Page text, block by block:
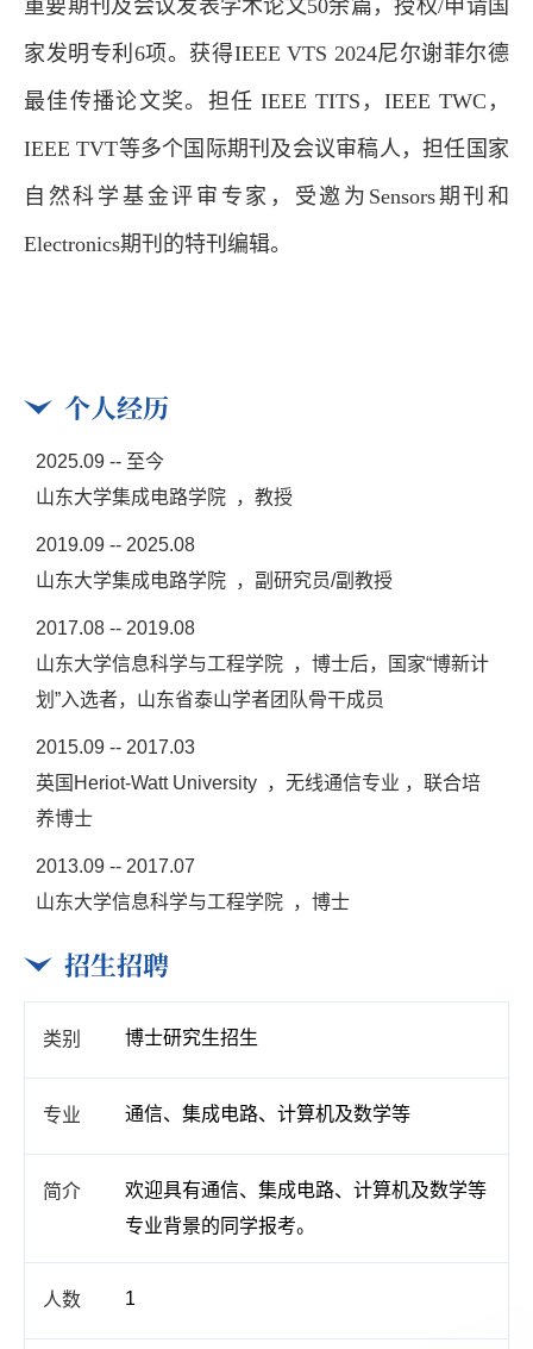
重要期刊及会议发表学术论文50余篇，授权/申请国
家发明专利 6项。获得IEEE VTS 2024尼尔谢菲尔德
最佳传播论文奖。担任 IEEE TITS ，IEEE TWC ，
IEEE TVT等多个国际期刊及会议审稿人，担任国家
自然科学基金评审专家，受邀为 Sensors期刊和
Electronics期刊的特刊编辑。
个人经历
2025.09 -- 至今
山东大学集成电路学院 ，教授
2019.09 -- 2025.08
山东大学集成电路学院 ，副研究员/副教授
2017.08 -- 2019.08
山东大学信息科学与工程学院 ，博士后，国家“博新计
划”入选者，山东省泰山学者团队骨干成员
2015.09 -- 2017.03
英国Heriot-Watt University ，无线通信专业 ，联合培
养博士
2013.09 -- 2017.07
山东大学信息科学与工程学院 ，博士
招生招聘
博士研究生招生
通信、集成电路、计算机及数学等
欢迎具有通信、集成电路、计算机及数学等
专业背景的同学报考。
1